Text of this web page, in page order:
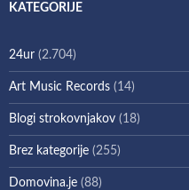
KATEGORIJE
24ur (2.704)
Art Music Records (14)
Blogi strokovnjakov (18)
Brez kategorije (255)
Domovina.je (88)